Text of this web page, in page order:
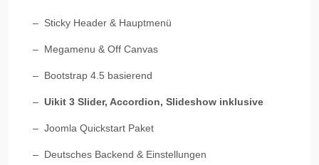
Sticky Header & Hauptmenü
Megamenu & Off Canvas
Bootstrap 4.5 basierend
Uikit 3 Slider, Accordion, Slideshow inklusive
Joomla Quickstart Paket
Deutsches Backend & Einstellungen